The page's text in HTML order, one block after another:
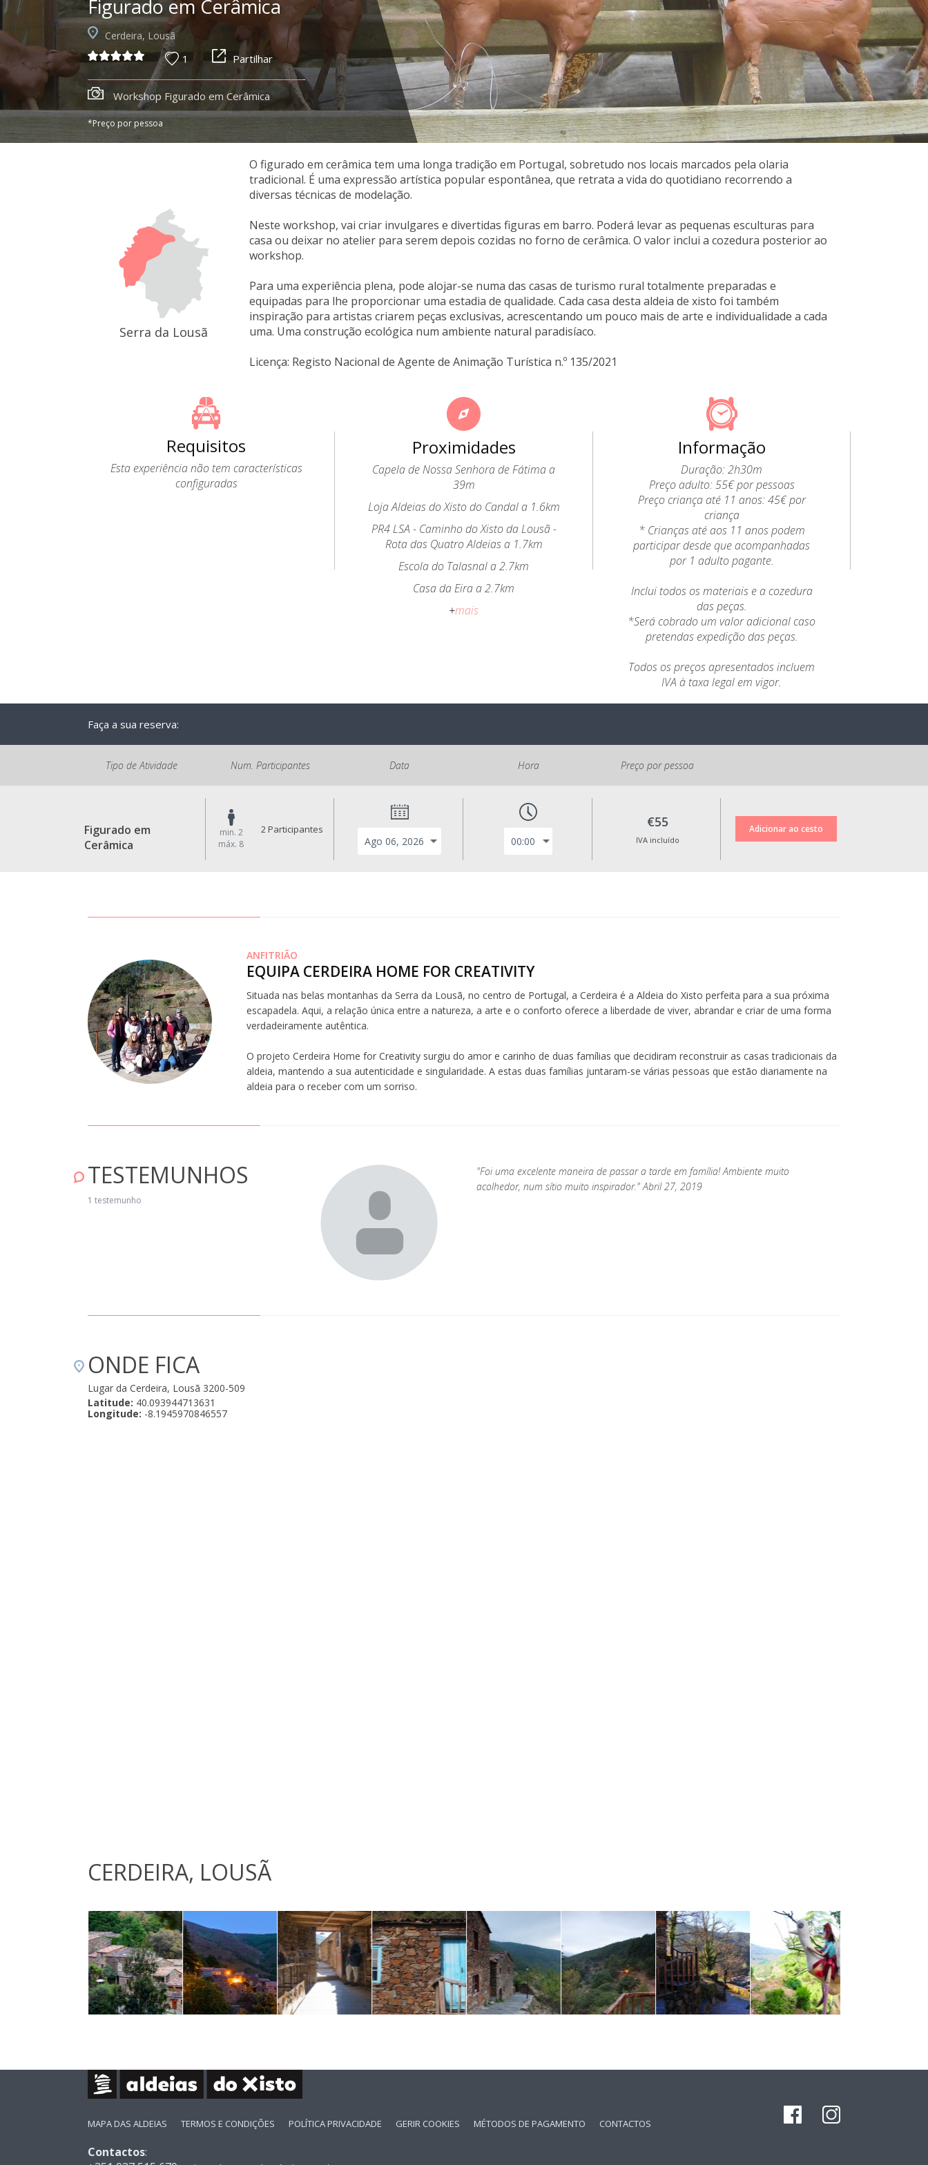
Figurado em Cerâmica
Cerdeira, Lousã
1 Partilhar
Workshop Figurado em Cerâmica
*Preço por pessoa
Serra da Lousã
O figurado em cerâmica tem uma longa tradição em Portugal, sobretudo nos locais marcados pela olaria
tradicional. É uma expressão artística popular espontânea, que retrata a vida do quotidiano recorrendo a
diversas técnicas de modelação.
Neste workshop, vai criar invulgares e divertidas figuras em barro. Poderá levar as pequenas esculturas para
casa ou deixar no atelier para serem depois cozidas no forno de cerâmica. O valor inclui a cozedura posterior ao
workshop.
Para uma experiência plena, pode alojar-se numa das casas de turismo rural totalmente preparadas e
equipadas para lhe proporcionar uma estadia de qualidade. Cada casa desta aldeia de xisto foi também
inspiração para artistas criarem peças exclusivas, acrescentando um pouco mais de arte e individualidade a cada
uma. Uma construção ecológica num ambiente natural paradisíaco.
Licença: Registo Nacional de Agente de Animação Turística n.º 135/2021
Requisitos
Esta experiência não tem características
configuradas
Proximidades
Capela de Nossa Senhora de Fátima a
39m
Loja Aldeias do Xisto do Candal a 1.6km
PR4 LSA - Caminho do Xisto da Lousã -
Rota das Quatro Aldeias a 1.7km
Escola do Talasnal a 2.7km
Casa da Eira a 2.7km
+mais
Informação
Duração: 2h30m
Preço adulto: 55€ por pessoas
Preço criança até 11 anos: 45€ por
criança
* Crianças até aos 11 anos podem
participar desde que acompanhadas
por 1 adulto pagante.
Inclui todos os materiais e a cozedura
das peças.
*Será cobrado um valor adicional caso
pretendas expedição das peças.
Todos os preços apresentados incluem
IVA à taxa legal em vigor.
Faça a sua reserva:
Tipo de Atividade Num. Participantes Data Hora Preço por pessoa
Figurado em
Cerâmica
min. 2
máx. 8
2 Participantes €55
IVA incluído
ANFITRIÃO
EQUIPA CERDEIRA HOME FOR CREATIVITY
Situada nas belas montanhas da Serra da Lousã, no centro de Portugal, a Cerdeira é a Aldeia do Xisto perfeita para a sua próxima
escapadela. Aqui, a relação única entre a natureza, a arte e o conforto oferece a liberdade de viver, abrandar e criar de uma forma
verdadeiramente autêntica.
O projeto Cerdeira Home for Creativity surgiu do amor e carinho de duas famílias que decidiram reconstruir as casas tradicionais da
aldeia, mantendo a sua autenticidade e singularidade. A estas duas famílias juntaram-se várias pessoas que estão diariamente na
aldeia para o receber com um sorriso.
TESTEMUNHOS
1 testemunho
"Foi uma excelente maneira de passar a tarde em família! Ambiente muito
acolhedor, num sítio muito inspirador." Abril 27, 2019
ONDE FICA
Lugar da Cerdeira, Lousã 3200-509
Latitude: 40.093944713631
Longitude: -8.1945970846557
CERDEIRA, LOUSÃ
MAPA DAS ALDEIAS TERMOS E CONDIÇÕES POLÍTICA PRIVACIDADE GERIR COOKIES MÉTODOS DE PAGAMENTO CONTACTOS
Contactos: